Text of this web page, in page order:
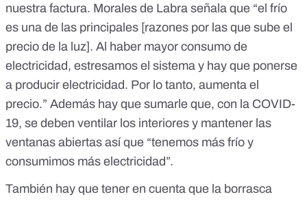
nuestra factura. Morales de Labra señala que “el frío
es una de las principales [razones por las que sube el
precio de la luz]. Al haber mayor consumo de
electricidad, estresamos el sistema y hay que ponerse
a producir electricidad. Por lo tanto, aumenta el
precio.” Además hay que sumarle que, con la COVID-
19, se deben ventilar los interiores y mantener las
ventanas abiertas así que “tenemos más frío y
consumimos más electricidad”.
También hay que tener en cuenta que la borrasca